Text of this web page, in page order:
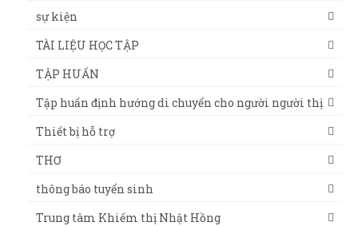
sự kiện
TÀI LIỆU HỌC TẬP
TẬP HUẤN
Tập huấn định hướng di chuyển cho người người thị
Thiết bị hỗ trợ
THƠ
thông báo tuyển sinh
Trung tâm Khiếm thị Nhật Hồng